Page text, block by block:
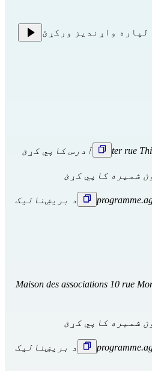
لپاره واړندیز ورکړئ
آدرس کاپي کړئ
شمیره کاپي کړئ
د بریښنالیک
Maison des associations 10 rue
شمیره کاپي کړئ
د بریښنالیک